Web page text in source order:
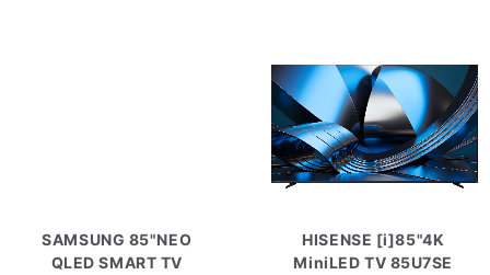
SAMSUNG 85"NEO
QLED SMART TV
HISENSE [i]85"4K
MiniLED TV 85U7SE